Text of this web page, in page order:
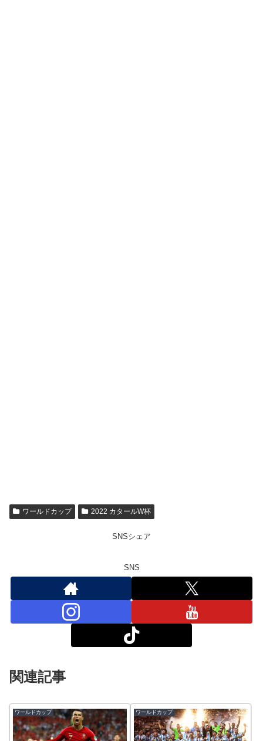
ワールドカップ 2022 カタールW杯
SNSシェア
SNS
関連記事
ワールドカップ ワールドカップ